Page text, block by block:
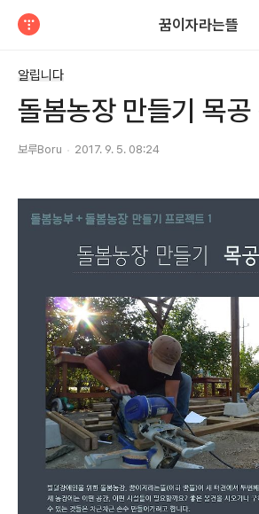
꿈이자라는뜰
알립니다
돌봄농장 만들기 목공
보루Boru 2017. 9. 5. 08:24